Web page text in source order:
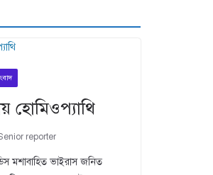
হোমিওপ্যাথি
reporter
মশাবাহিত ভাইরাস জনিত